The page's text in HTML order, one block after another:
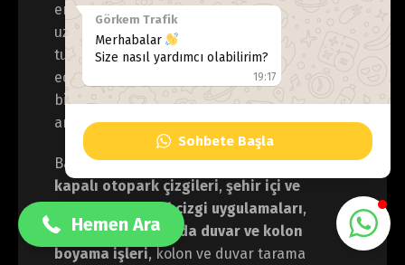
endüstriyel zemin uygulamaları alanında
uzmanlaşmış, kalite ve güvenliği ön planda
tutan profesyonel bir firmadır. Sektörde
edindiğimiz tecrübe ve teknik bilgi
birikimiyle, kamu ve özel sektör projelerine
anahtar teslim çözümler sunmaktayız.
Başlıca hizmet alanlarımız arasında;açık ve
kapalı otopark çizgileri, şehir içi ve
şehirler arası yol çizgi uygulamaları,
kapalı otoparklarda duvar ve kolon
boyama işleri, kolon ve duvar tarama
Görkem Trafik
Merhabalar
Size nasıl yardımcı olabilirim?
19:17
Sohbete Başla
0533 137 99 40
Hemen Ara